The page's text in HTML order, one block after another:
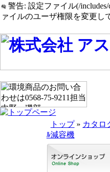
警告: 設定ファイル(/includes/
ァイルのユーザ権限を変更し
トップ» カタロ
ﾙ減容機